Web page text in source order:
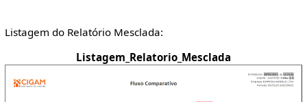
Listagem do Relatório Mesclada:
Listagem_Relatorio_Mesclada